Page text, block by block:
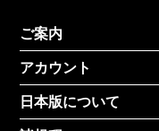
ご案内
アカウント
日本版について